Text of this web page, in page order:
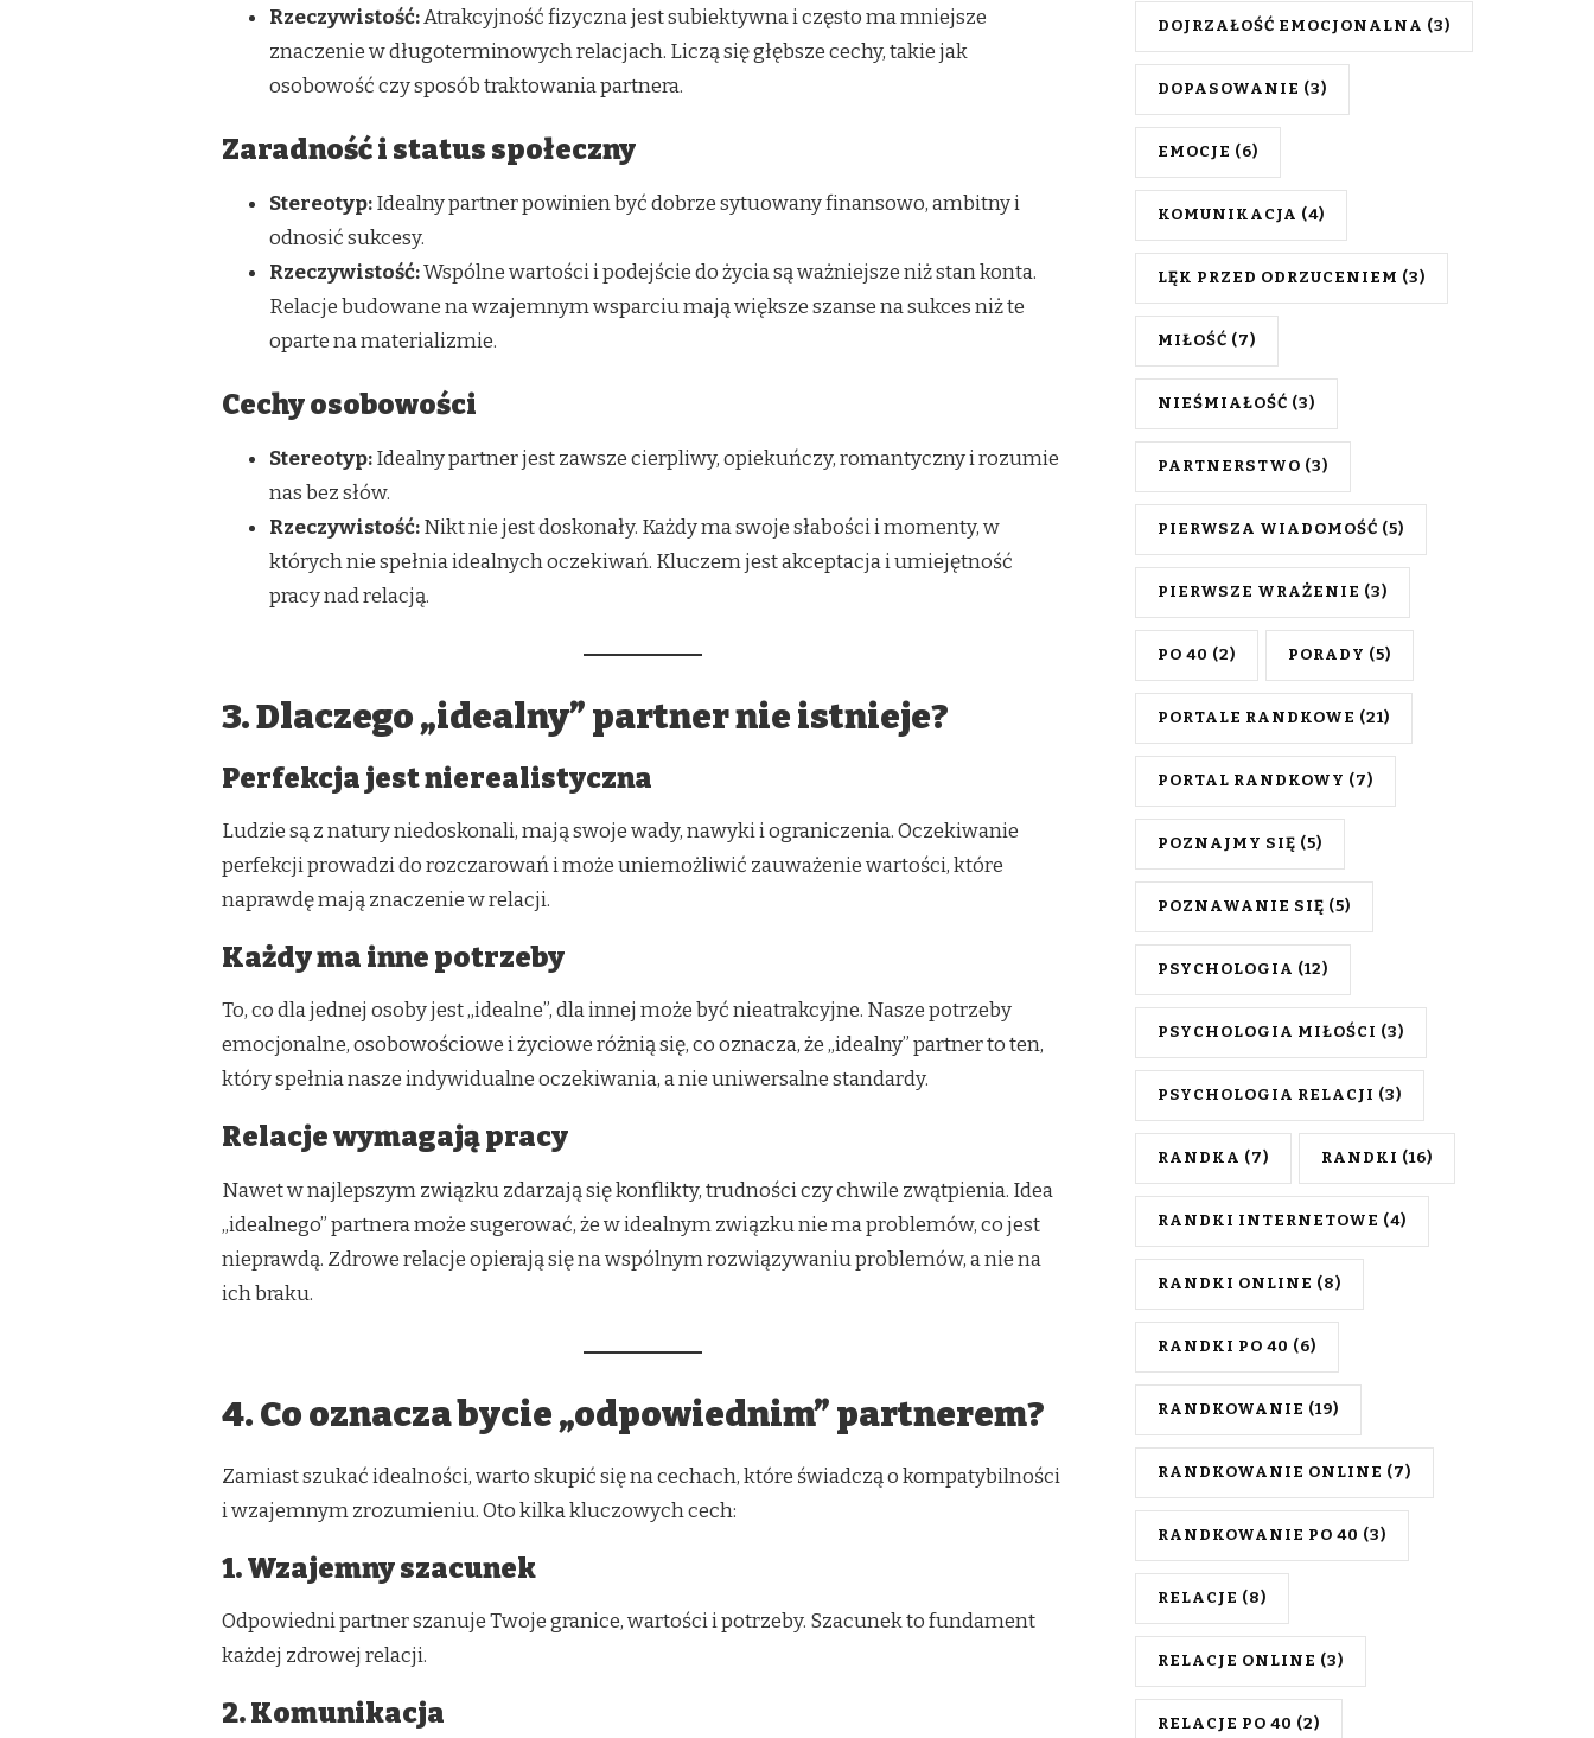
Rzeczywistość:Atrakcyjność fizyczna jest subiektywna i często ma mniejsze
znaczenie w długoterminowych relacjach. Liczą się głębsze cechy, takie jak
osobowość czy sposób traktowania partnera.
Zaradność i status społeczny
Stereotyp:Idealny partner powinien być dobrze sytuowany finansowo, ambitny i
odnosić sukcesy.
Rzeczywistość:Wspólne wartości i podejście do życia są ważniejsze niż stan konta.
Relacje budowane na wzajemnym wsparciu mają większe szanse na sukces niż te
oparte na materializmie.
Cechy osobowości
Stereotyp:Idealny partner jest zawsze cierpliwy, opiekuńczy, romantyczny i rozumie
nas bez słów.
Rzeczywistość:Nikt nie jest doskonały. Każdy ma swoje słabości i momenty, w
których nie spełnia idealnych oczekiwań. Kluczem jest akceptacja i umiejętność
pracy nad relacją.
3. Dlaczego „idealny” partner nie istnieje?
Perfekcja jest nierealistyczna
Ludzie są z natury niedoskonali, mają swoje wady, nawyki i ograniczenia. Oczekiwanie
perfekcji prowadzi do rozczarowań i może uniemożliwić zauważenie wartości, które
naprawdę mają znaczenie w relacji.
Każdy ma inne potrzeby
To, co dla jednej osoby jest „idealne”, dla innej może być nieatrakcyjne. Nasze potrzeby
emocjonalne, osobowościowe i życiowe różnią się, co oznacza, że „idealny” partner to ten,
który spełnia nasze indywidualne oczekiwania, a nie uniwersalne standardy.
Relacje wymagają pracy
Nawet w najlepszym związku zdarzają się konflikty, trudności czy chwile zwątpienia. Idea
„idealnego” partnera może sugerować, że w idealnym związku nie ma problemów, co jest
nieprawdą. Zdrowe relacje opierają się na wspólnym rozwiązywaniu problemów, a nie na
ich braku.
4. Co oznacza bycie „odpowiednim” partnerem?
Zamiast szukać idealności, warto skupić się na cechach, które świadczą o kompatybilności
i wzajemnym zrozumieniu. Oto kilka kluczowych cech:
1. Wzajemny szacunek
Odpowiedni partner szanuje Twoje granice, wartości i potrzeby. Szacunek to fundament
każdej zdrowej relacji.
2. Komunikacja
DOJRZAŁOŚĆ EMOCJONALNA (3)
DOPASOWANIE (3)
EMOCJE (6)
KOMUNIKACJA (4)
LĘK PRZED ODRZUCENIEM (3)
MIŁOŚĆ (7)
NIEŚMIAŁOŚĆ (3)
PARTNERSTWO (3)
PIERWSZA WIADOMOŚĆ (5)
PIERWSZE WRAŻENIE (3)
PO 40 (2) PORADY (5)
PORTALE RANDKOWE (21)
PORTAL RANDKOWY (7)
POZNAJMY SIĘ (5)
POZNAWANIE SIĘ (5)
PSYCHOLOGIA (12)
PSYCHOLOGIA MIŁOŚCI (3)
PSYCHOLOGIA RELACJI (3)
RANDKA (7) RANDKI (16)
RANDKI INTERNETOWE (4)
RANDKI ONLINE (8)
RANDKI PO 40 (6)
RANDKOWANIE (19)
RANDKOWANIE ONLINE (7)
RANDKOWANIE PO 40 (3)
RELACJE (8)
RELACJE ONLINE (3)
RELACJE PO 40 (2)